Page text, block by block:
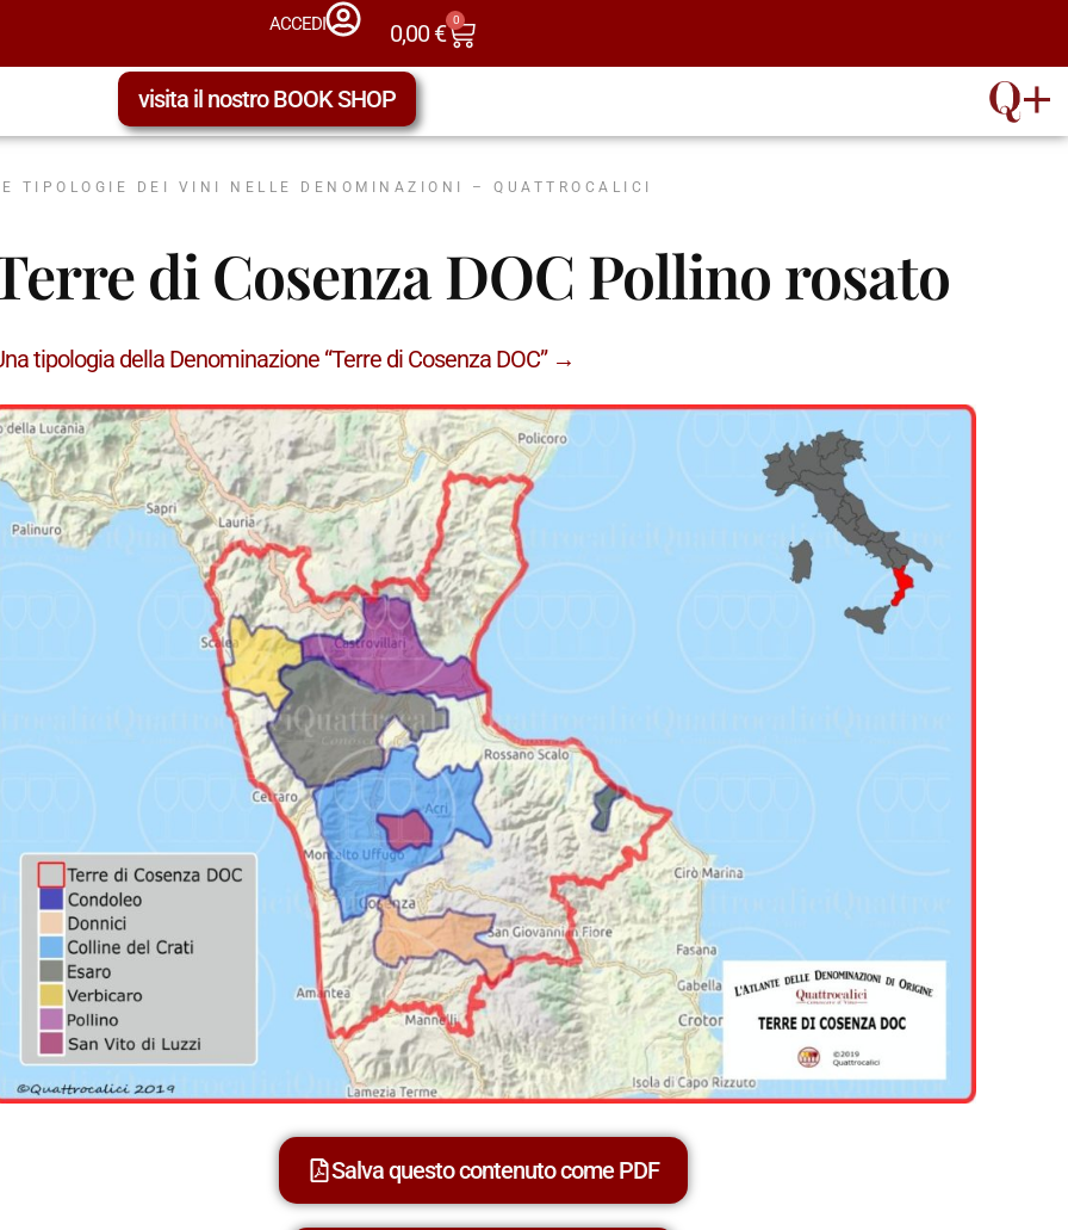
ACCEDI 0,00€ 0
visita il nostro BOOK SHOP
TIPOLOGIE DEI VINI NELLE DENOMINAZIONI – QUATTROCALICI
di Cosenza DOC Pollino rosato
tipologia della Denominazione “Terre di Cosenza DOC” →
Salva questo contenuto come PDF